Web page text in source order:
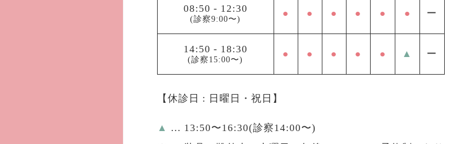
08:50 - 12:30
(診察9:00〜)
● ● ● ● ● ● ー
14:50 - 18:30
(診察15:00〜)
● ● ● ● ● ▲ ー
【休診日 : 日曜日・祝日】
▲
… 13:50〜16:30(診察14:00〜)